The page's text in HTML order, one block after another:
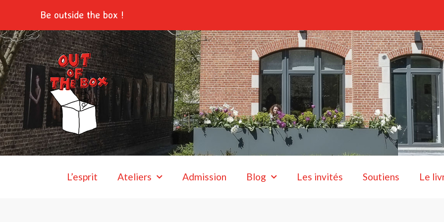
contenu
Be outside the box !
L’esprit Ateliers Admission Blog Les invités Soutiens Le